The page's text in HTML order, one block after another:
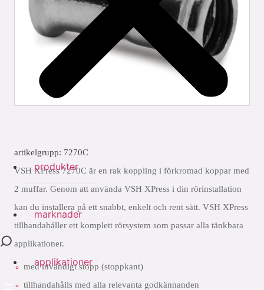
produkter
marknader
applikationer
artikelgrupp: 7270C
VSH XPress 7270C är en rak koppling i förkromad koppar med
2 muffar. Genom att använda VSH XPress i din rörinstallation
kan du installera på ett snabbt, enkelt och rent sätt. VSH XPress
tillhandahåller ett komplett rörsystem som passar alla tänkbara
applikationer.
med invändigt stopp (stoppkant)
tillhandahålls med alla relevanta godkännanden